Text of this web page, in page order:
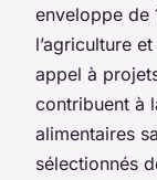
enveloppe de
l’agriculture
appel à
contribuent à
alimentaires
sélectionnés